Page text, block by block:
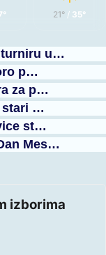
21°/ 35°
turniru u…
p…
za p…
stari …
st…
Mes…
izborima